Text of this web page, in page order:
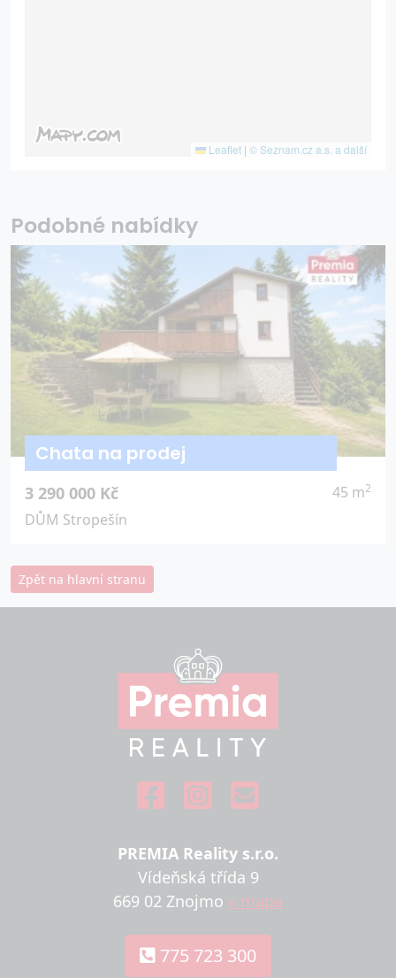
Leaflet | © Seznam.cz a.s. a další
Podobné nabídky
Chata na prodej
3 290 000 Kč 45 m2
DŮM Stropešín
Zpět na hlavní stranu
PREMIA Reality s.r.o.
Vídeňská třída 9
669 02 Znojmo » mapa
775 723 300